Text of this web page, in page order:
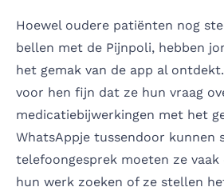
Hoewel oudere patiënten nog
bellen met de Pijnpoli, hebben
het gemak van de app al
voor hen fijn dat ze hun vraag
medicatiebijwerkingen met het
WhatsAppje tussendoor kunnen
telefoongesprek moeten ze
hun werk zoeken of ze stellen